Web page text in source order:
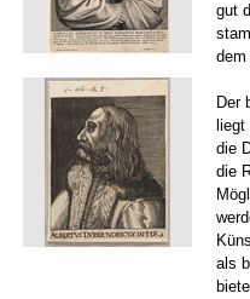
gut
dem
Der
die
die
als